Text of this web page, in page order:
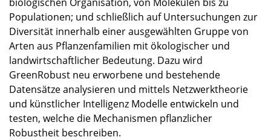
Populationen; und schließlich auf Untersuchungen zur
Diversität innerhalb einer ausgewählten Gruppe von
Arten aus Pflanzenfamilien mit ökologischer und
landwirtschaftlicher Bedeutung. Dazu wird
GreenRobust neu erworbene und bestehende
Datensätze analysieren und mittels Netzwerktheorie
und künstlicher Intelligenz Modelle entwickeln und
testen, welche die Mechanismen pflanzlicher
Robustheit beschreiben.